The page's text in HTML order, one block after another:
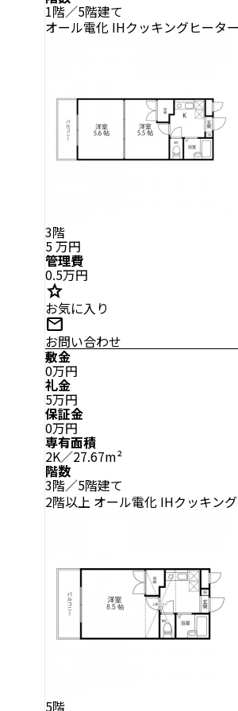
1階／5階建て
オール電化 IHクッキングヒーター
3階
5万円
管理費
0.5万円
star
お気に入り
mail
お問い合わせ
敷金
0万円
礼金
5万円
保証金
0万円
専有面積
2K／27.67m²
階数
3階／5階建て
2階以上 オール電化 IHクッキン
5階